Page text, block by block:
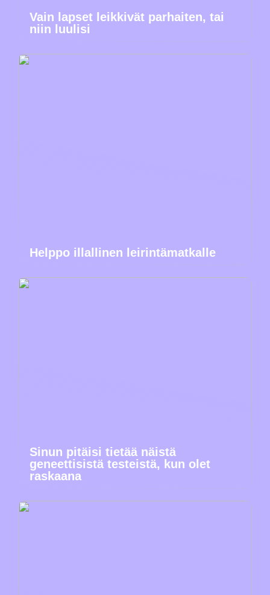
Vain lapset leikkivät parhaiten, tai
niin luulisi
Helppo illallinen leirintämatkalle
Sinun pitäisi tietää näistä
geneettisistä testeistä, kun olet
raskaana